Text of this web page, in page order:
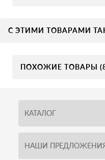
С ЭТИМИ ТОВАРАМИ
ПОХОЖИЕ ТОВАРЫ
КАТАЛОГ
НАШИ